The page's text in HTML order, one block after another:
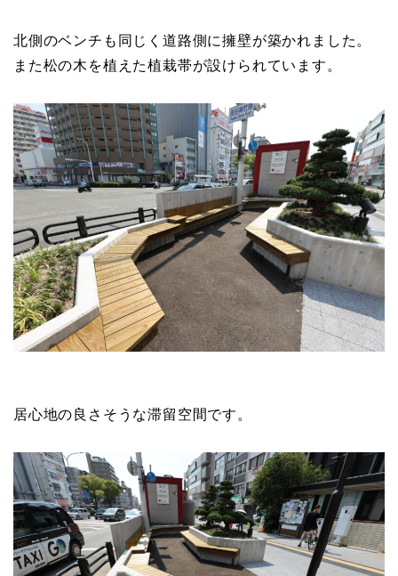
北側のベンチも同じく道路側に擁壁が築かれました。
また松の木を植えた植栽帯が設けられています。
居心地の良さそうな滞留空間です。